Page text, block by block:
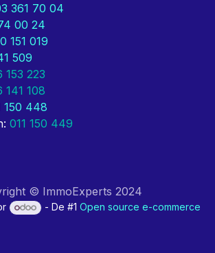
361 70 04
00 24
151 019
509
153 223
141 108
150 448
011 150 449
© ImmoExperts 2024
- De #1Open source e-commerce